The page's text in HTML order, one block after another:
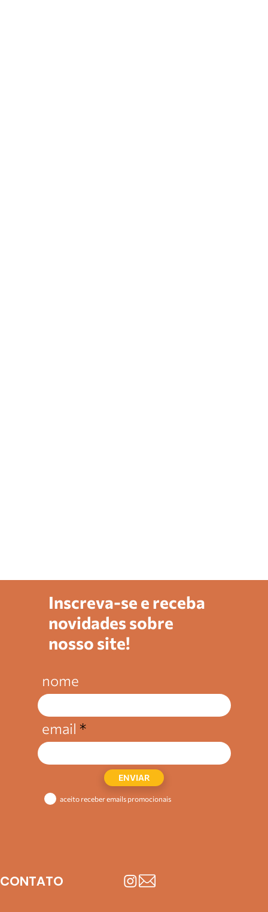
CONTATO
Inscreva-se e receba
novidades sobre
nosso site!
nome
aceito receber emails promocionais
ENVIAR
email